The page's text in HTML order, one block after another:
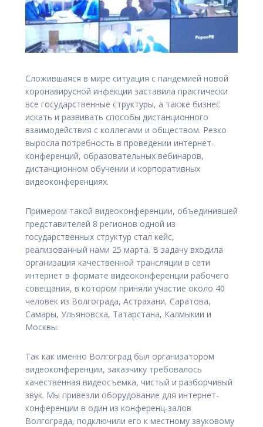
Сложившаяся в мире ситуация с пандемией новой
коронавирусной инфекции заставила практически
все государственные структуры, а также бизнес
искать и развивать способы дистанционного
взаимодействия с коллегами и обществом. Резко
выросла потребность в проведении интернет-
конференций, образовательных вебинаров,
дистанционном обучении и корпоративных
видеоконференциях.
Примером такой видеоконференции, объединившей
представителей 8 регионов одной из
государственных структур стал кейс,
реализованный нами 25 марта. В задачу входила
организация качественной трансляции в сети
интернет в формате видеоконференции рабочего
совещания, в котором приняли участие около 40
человек из Волгограда, Астрахани, Саратова,
Самары, Ульяновска, Татарстана, Калмыкии и
Москвы.
Так как именно Волгоград был организатором
видеоконференции, заказчику требовалось
качественная видеосъемка, чистый и разборчивый
звук. Мы привезли оборудование для интернет-
конференции в один из конференц-залов
Волгограда, подключили его к местному звуковому